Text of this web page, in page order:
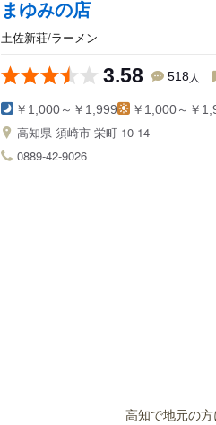
まゆみの店
土佐新荘/ラーメン
3.58 518人
￥1,000～￥1,999 ￥1,000～￥
高知県 須崎市 栄町 10-14
0889-42-9026
高知で地元の